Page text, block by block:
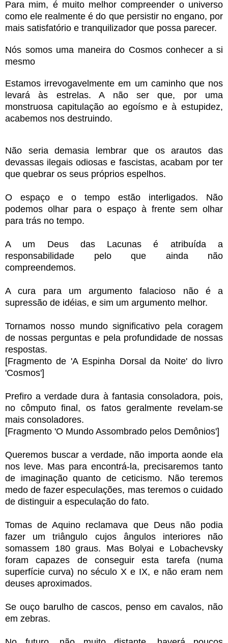
Para mim, é muito melhor compreender o universo
como ele realmente é do que persistir no engano, por
mais satisfatório e tranquilizador que possa parecer.
Nós somos uma maneira do Cosmos conhecer a si
mesmo
Estamos irrevogavelmente em um caminho que nos
levará às estrelas. A não ser que, por uma
monstruosa capitulação ao egoísmo e à estupidez,
acabemos nos destruindo.
Não seria demasia lembrar que os arautos das
devassas ilegais odiosas e fascistas, acabam por ter
que quebrar os seus próprios espelhos.
O espaço e o tempo estão interligados. Não
podemos olhar para o espaço à frente sem olhar
para trás no tempo.
A um Deus das Lacunas é atribuída a
responsabilidade pelo que ainda não
compreendemos.
A cura para um argumento falacioso não é a
supressão de idéias, e sim um argumento melhor.
Tornamos nosso mundo significativo pela coragem
de nossas perguntas e pela profundidade de nossas
respostas.
[Fragmento de 'A Espinha Dorsal da Noite' do livro
'Cosmos']
Prefiro a verdade dura à fantasia consoladora, pois,
no cômputo final, os fatos geralmente revelam-se
mais consoladores.
[Fragmento 'O Mundo Assombrado pelos Demônios']
Queremos buscar a verdade, não importa aonde ela
nos leve. Mas para encontrá-la, precisaremos tanto
de imaginação quanto de ceticismo. Não teremos
medo de fazer especulações, mas teremos o cuidado
de distinguir a especulação do fato.
Tomas de Aquino reclamava que Deus não podia
fazer um triângulo cujos ângulos interiores não
somassem 180 graus. Mas Bolyai e Lobachevsky
foram capazes de conseguir esta tarefa (numa
superfície curva) no século X e IX, e não eram nem
deuses aproximados.
Se ouço barulho de cascos, penso em cavalos, não
em zebras.